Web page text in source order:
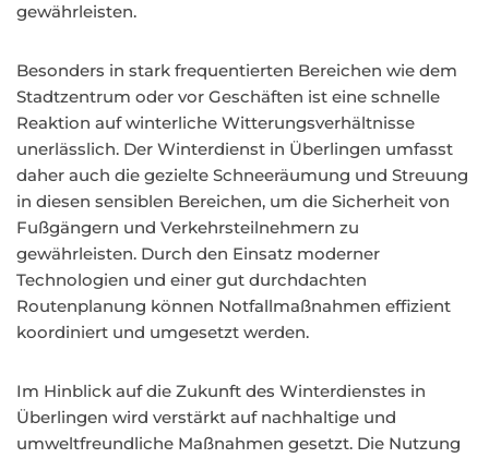
gewährleisten.
Besonders in stark frequentierten Bereichen wie dem
Stadtzentrum oder vor Geschäften ist eine schnelle
Reaktion auf winterliche Witterungsverhältnisse
unerlässlich. Der Winterdienst in Überlingen umfasst
daher auch die gezielte Schneeräumung und Streuung
in diesen sensiblen Bereichen, um die Sicherheit von
Fußgängern und Verkehrsteilnehmern zu
gewährleisten. Durch den Einsatz moderner
Technologien und einer gut durchdachten
Routenplanung können Notfallmaßnahmen effizient
koordiniert und umgesetzt werden.
Im Hinblick auf die Zukunft des Winterdienstes in
Überlingen wird verstärkt auf nachhaltige und
umweltfreundliche Maßnahmen gesetzt. Die Nutzung